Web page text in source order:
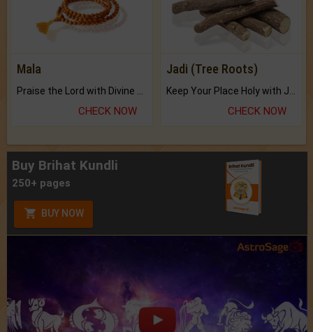
Mala
CHECK NOW
Jadi (Tree Roots)
CHECK NOW
Buy Brihat Kundli
250+ pages
BUY NOW